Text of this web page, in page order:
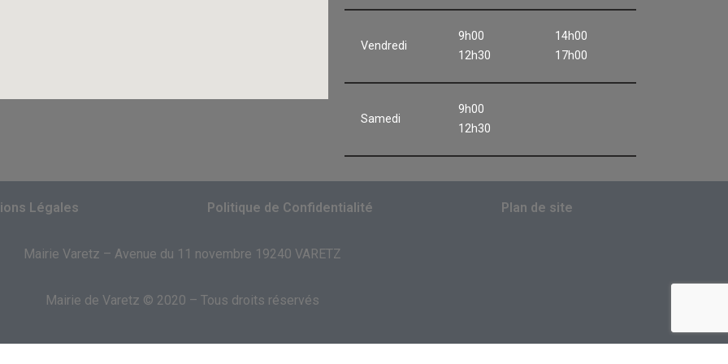
Vendredi
9h00
12h30
14h00
17h00
Samedi
9h00
12h30
Légales Politique de Confidentialité Plan de site
Mairie Varetz – Avenue du 11 novembre 19240 VARETZ
Mairie de Varetz © 2020 – Tous droits réservés